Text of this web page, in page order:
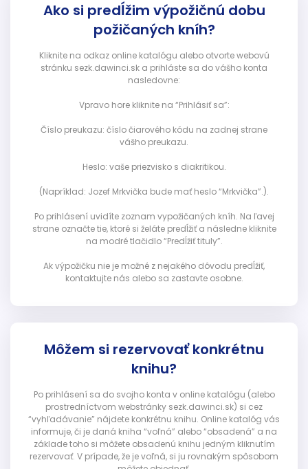
Ako si predĺžim výpožičnú dobu
požičaných kníh?
Kliknite na odkaz online katalógu alebo otvorte webovú
stránku sezk.dawinci.sk a prihláste sa do vášho konta
nasledovne:
Vpravo hore kliknite na “Prihlásiť sa”:
Číslo preukazu: číslo čiarového kódu na zadnej strane
vášho preukazu.
Heslo: vaše priezvisko s diakritikou.
(Napríklad: Jozef Mrkvička bude mať heslo “Mrkvička”.).
Po prihlásení uvidíte zoznam vypožičaných kníh. Na ľavej
strane označte tie, ktoré si želáte predĺžiť a následne kliknite
na modré tlačidlo “Predĺžiť tituly”.
Ak výpožičku nie je možné z nejakého dôvodu predĺžiť,
kontaktujte nás alebo sa zastavte osobne.
Môžem si rezervovať konkrétnu
knihu?
Po prihlásení sa do svojho konta v online katalógu (alebo
prostredníctvom webstránky sezk.dawinci.sk) si cez
“vyhľadávanie” nájdete konkrétnu knihu. Online katalóg vás
informuje, či je daná kniha “voľná” alebo “obsadená” a na
základe toho si môžete obsadenú knihu jedným kliknutím
rezervovať. V prípade, že je voľná, si ju rovnakým spôsobom